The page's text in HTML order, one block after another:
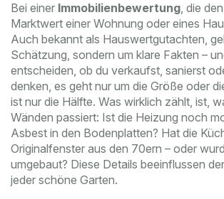
Bei einer Immobilienbewertung, die
Marktwert einer Wohnung oder eines
Auch bekannt als Hauswertgutachten,
Schätzung, sondern um klare Fakten –
entscheiden, ob du verkaufst, sanierst
denken, es geht nur um die Größe oder
ist nur die Hälfte. Was wirklich zählt, ist,
Wänden passiert: Ist die Heizung noch
Asbest in den Bodenplatten? Hat die
Originalfenster aus den 70ern – oder
umgebaut? Diese Details beeinflussen
jeder schöne Garten.